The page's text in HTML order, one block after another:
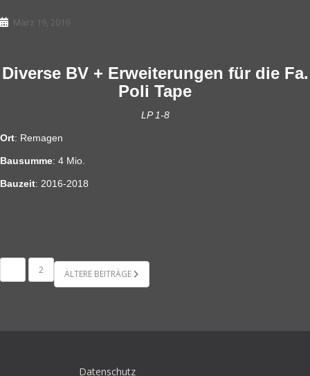
März 19, 2019
Diverse BV + Erweiterungen für die Fa.
Poli Tape
LP 1-8
Ort: Remagen
Bausumme: 4 Mio.
Bauzeit: 2016-2018
2 ÄLTERE BEITRÄGE
Datenschutz